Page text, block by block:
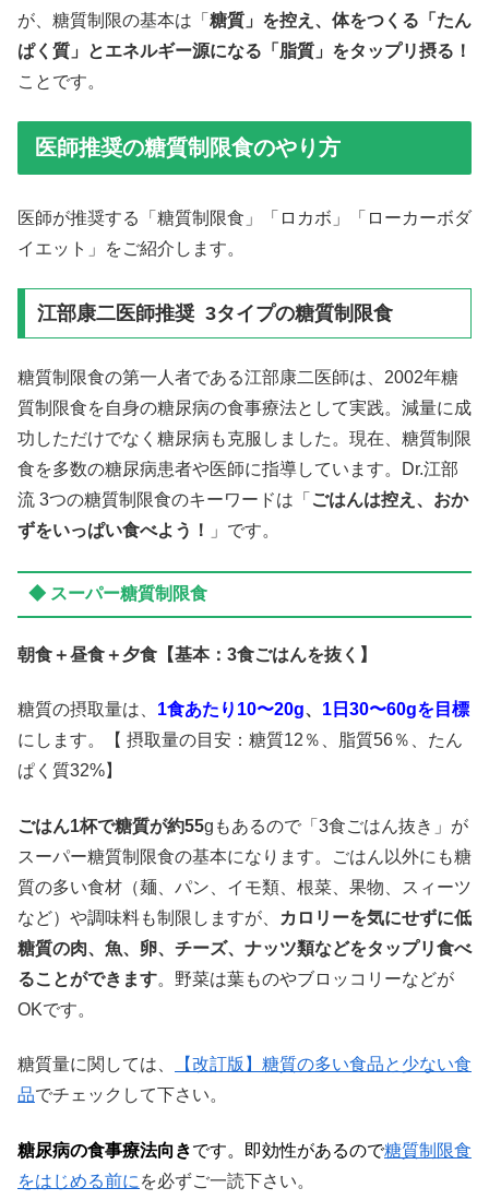
が、糖質制限の基本は「 糖質」を控え、体をつくる「たん
ぱく質」とエネルギー源になる「脂質」をタップリ摂る！
ことです。
医師推奨の糖質制限食のやり方
医師が推奨する「糖質制限食」「ロカボ」「ローカーボダ
イエット」をご紹介します。
江部康二医師推奨 3タイプの糖質制限食
糖質制限食の第一人者である江部康二医師は、2002年糖
質制限食を自身の糖尿病の食事療法として実践。減量に成
功しただけでなく糖尿病も克服しました。現在、糖質制限
食を多数の糖尿病患者や医師に指導しています。Dr.江部
流 3つの糖質制限食のキーワードは「 ごはんは控え、おか
ずをいっぱい食べよう！
」 です。
◆ スーパー糖質制限食
朝食＋昼食＋夕食【基本：3食ごはんを抜く】
糖質の摂取量は、 1食あたり 10〜20g、 1日 30〜60gを目標
にします。【 摂取量の目安：糖質12％、脂質56％、たん
ぱく質32%】
ごはん1杯で糖質が約55gもあるので「3食ごはん抜き」が
スーパー糖質制限食の基本になります。ごはん以外にも糖
質の多い食材（麺、パン、イモ類、根菜、果物、スィーツ
など）や調味料も制限しますが、
カロリーを気にせずに低
糖質の肉、魚、卵、チーズ、ナッツ類などをタップリ食べ
ることができます。野菜は葉ものやブロッコリーなどが
OKです。
糖質量に関しては、
【改訂版】糖質の多い食品と少ない食
品でチェックして下さい。
糖尿病の食事療法向きです。即効性があるので糖質制限食
をはじめる前に を必ずご一読下さい。